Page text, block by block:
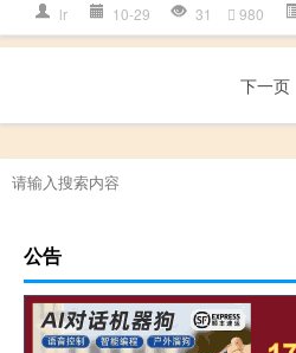
lr 10-29 31 980
下一页
公告